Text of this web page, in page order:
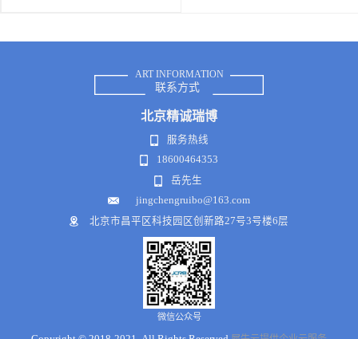
ART INFORMATION
联系方式
北京精诚瑞博
服务热线
18600464353
岳先生
jingchengruibo@163.com
北京市昌平区科技园区创新路27号3号楼6层
微信公众号